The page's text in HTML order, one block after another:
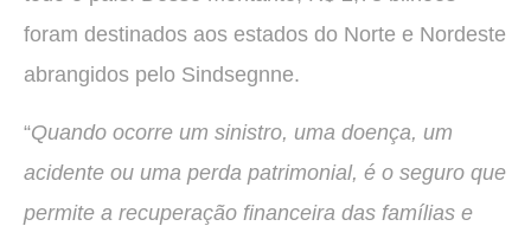
foram destinados aos estados do Norte e Nordeste
abrangidos pelo Sindsegnne.
“Quando ocorre um sinistro, uma doença, um
acidente ou uma perda patrimonial, é o seguro que
permite a recuperação financeira das famílias e